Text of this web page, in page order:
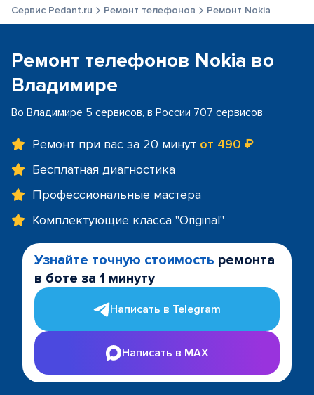
Сервис Pedant.ru Ремонт телефонов Ремонт Nokia
Ремонт телефонов Nokia во
Владимире
Во Владимире 5 сервисов, в России 707 сервисов
Ремонт при вас за 20 минут от 490 ₽
Бесплатная диагностика
Профессиональные мастера
Комплектующие класса "Original"
Узнайте точную стоимость ремонта
в боте за 1 минуту
Написать в Telegram
Написать в MAX